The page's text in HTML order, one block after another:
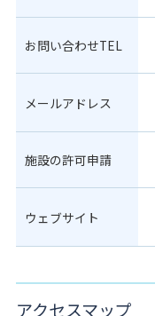
お問い合わせTEL
メールアドレス
施設の許可申請
ウェブサイト
アクセスマップ